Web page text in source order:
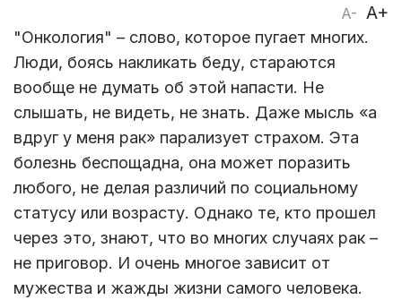
A- A+
"Онкология" – слово, которое пугает многих.
Люди, боясь накликать беду, стараются
вообще не думать об этой напасти. Не
слышать, не видеть, не знать. Даже мысль «а
вдруг у меня рак» парализует страхом. Эта
болезнь беспощадна, она может поразить
любого, не делая различий по социальному
статусу или возрасту. Однако те, кто прошел
через это, знают, что во многих случаях рак –
не приговор. И очень многое зависит от
мужества и жажды жизни самого человека.